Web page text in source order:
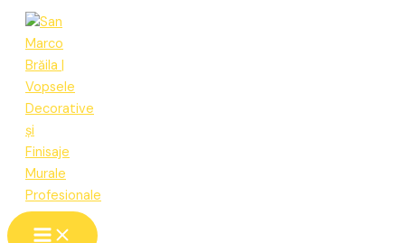
Skip
content
ASH
STREAM
quantity